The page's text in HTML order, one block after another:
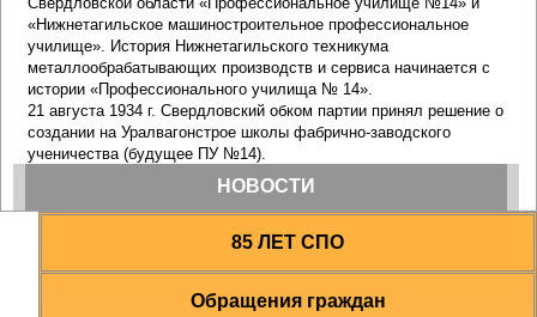
85 ЛЕТ СПО
Обращения граждан